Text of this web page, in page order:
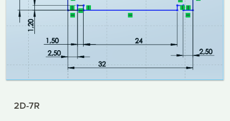
2D-7R